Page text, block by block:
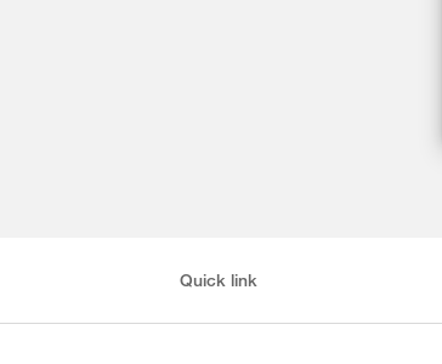
Quick link